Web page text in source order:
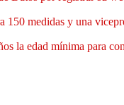
150 medidas y una
la edad mínima para